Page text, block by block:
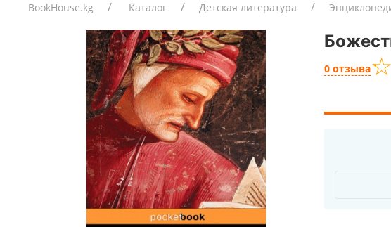
BookHouse.kg Каталог Детская литература
0 отзыва☆
★